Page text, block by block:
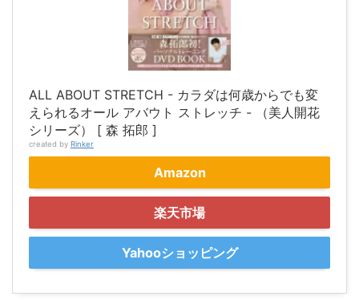
ALL ABOUT STRETCH - カラダは何歳からでも変
えられるオール アバウト ストレッチ - （美人開花
シリーズ） [ 森 拓郎 ]
created by Rinker
Amazon
楽天市場
Yahooショッピング